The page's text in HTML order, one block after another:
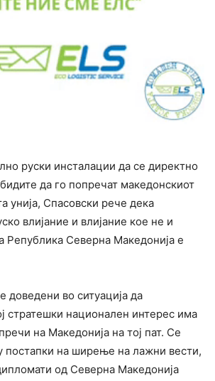
руски инсталации да се директно
да го попречат македонскиот
унија, Спасовски рече дека
влијание и влијание кое не и
Република Северна Македонија е
доведени во ситуација да
стратешки национален интерес има
на Македонија на тој пат. Се
постапки на ширење на лажни вести,
од Северна Македонија